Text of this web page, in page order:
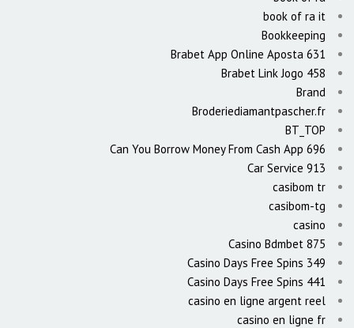
book of ra it
Bookkeeping
Brabet App Online Aposta 631
Brabet Link Jogo 458
Brand
Broderiediamantpascher.fr
BT_TOP
Can You Borrow Money From Cash App 696
Car Service 913
casibom tr
casibom-tg
casino
Casino Bdmbet 875
Casino Days Free Spins 349
Casino Days Free Spins 441
casino en ligne argent reel
casino en ligne fr